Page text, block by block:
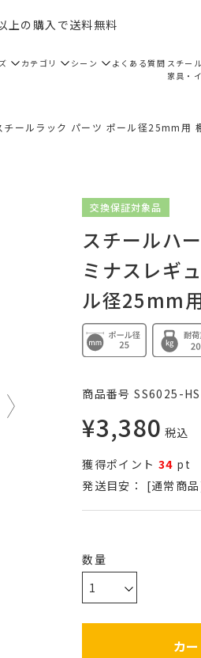
上の購入で送料無料
カテゴリ シーン よくある質問 スチー
家具・
ールラック パーツ ポール径25mm用
交換保証対象品
スチールハ
ミナスレギ
ル径25mm
商品番号 SS6025-
¥3,380 税込
獲得ポイント 34 pt
発送目安：
[通常商
カ